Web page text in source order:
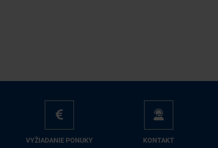
VY­ŽIA­DA­NIE PO­NU­KY KON­TAKT